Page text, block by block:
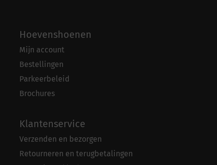
Hoevenshoenen
Mijn account
Bestellingen
Parkeerbeleid
Brochures
Klantenservice
Verzenden en bezorgen
Retourneren en terugbetalingen